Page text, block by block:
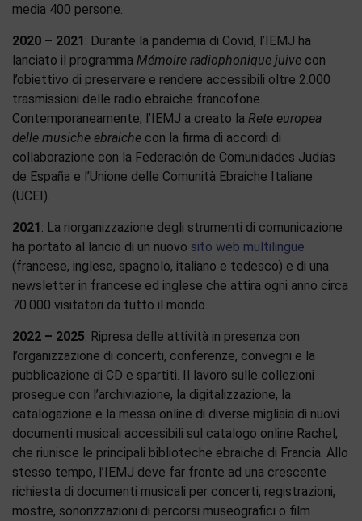
media 400 persone.
2020 – 2021 : Durante la pandemia di Covid, l’IEMJ ha
lanciato il programma Mémoire radiophonique juive con
l’obiettivo di preservare e rendere accessibili oltre 2.000
trasmissioni delle radio ebraiche francofone.
Contemporaneamente, l’IEMJ a creato la Rete europea
delle musiche ebraiche con la firma di accordi di
collaborazione con la Federación de Comunidades Judías
de España e l’Unione delle Comunità Ebraiche Italiane
(UCEI).
2021 : La riorganizzazione degli strumenti di comunicazione
ha portato al lancio di un nuovo sito web multilingue
(francese, inglese, spagnolo, italiano e tedesco) e di una
newsletter in francese ed inglese che attira ogni anno circa
70.000 visitatori da tutto il mondo.
2022 – 2025: Ripresa delle attività in presenza con
l’organizzazione di concerti, conferenze, convegni e la
pubblicazione di CD e spartiti. Il lavoro sulle collezioni
prosegue con l’archiviazione, la digitalizzazione, la
catalogazione e la messa online di diverse migliaia di nuovi
documenti musicali accessibili sul catalogo online Rachel,
che riunisce le principali biblioteche ebraiche di Francia. Allo
stesso tempo, l’IEMJ deve far fronte ad una crescente
richiesta di documenti musicali per concerti, registrazioni,
mostre, sonorizzazioni di percorsi museografici o film